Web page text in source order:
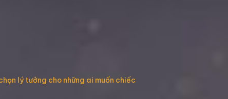
lý tưởng cho những ai muốn chiếc